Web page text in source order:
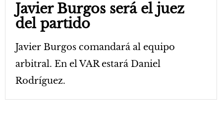
Javier Burgos será el juez
del partido
Javier Burgos comandará al equipo
arbitral. En el VAR estará Daniel
Rodríguez.